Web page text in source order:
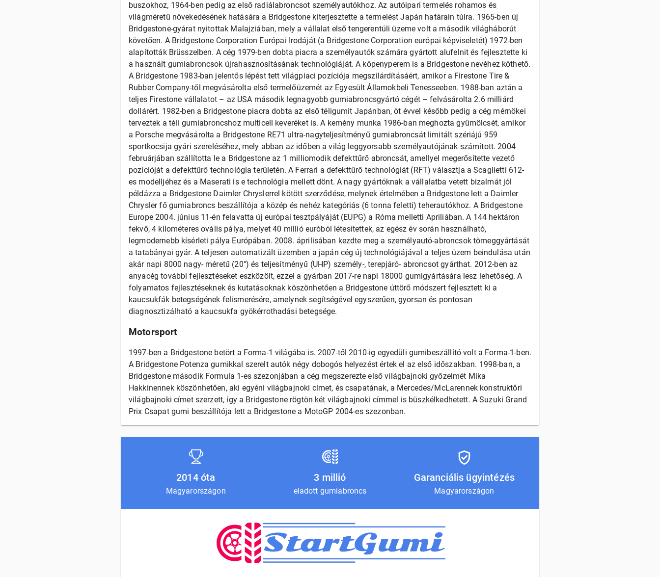
buszokhoz, 1964-ben pedig az első radiálabroncsot személyautókhoz. Az autóipari termelés rohamos és
világméretű növekedésének hatására a Bridgestone kiterjesztette a termelést Japán határain túlra. 1965-ben új
Bridgestone-gyárat nyitottak Malajziában, mely a vállalat első tengerentúli üzeme volt a második világháborút
követően. A Bridgestone Corporation Európai Irodáját (a Bridgestone Corporation európai képviseletét) 1972-ben
alapították Brüsszelben. A cég 1979-ben dobta piacra a személyautók számára gyártott alufelnit és fejlesztette ki
a használt gumiabroncsok újrahasznosításának technológiáját. A köpenyperem is a Bridgestone nevéhez köthető.
A Bridgestone 1983-ban jelentős lépést tett világpiaci pozíciója megszilárdításáért, amikor a Firestone Tire &
Rubber Company-től megvásárolta első termelőüzemét az Egyesült Államokbeli Tenesseeben. 1988-ban aztán a
teljes Firestone vállalatot – az USA második legnagyobb gumiabroncsgyártó cégét – felvásárolta 2.6 milliárd
dollárért. 1982-ben a Bridgestone piacra dobta az első téligumit Japánban, öt évvel később pedig a cég mérnökei
terveztek a téli gumiabroncshoz multicell keveréket is. A kemény munka 1986-ban meghozta gyümölcsét, amikor
a Porsche megvásárolta a Bridgestone RE71 ultra-nagyteljesítményű gumiabroncsát limitált szériájú 959
sportkocsija gyári szereléséhez, mely abban az időben a világ leggyorsabb személyautójának számított. 2004
februárjában szállította le a Bridgestone az 1 milliomodik defekttűrő abroncsát, amellyel megerősítette vezető
pozícióját a defekttűrő technológia területén. A Ferrari a defekttűrő technológiát (RFT) választja a Scaglietti 612-
es modelljéhez és a Maserati is e technológia mellett dönt. A nagy gyártóknak a vállalatba vetett bizalmát jól
példázza a Bridgestone Daimler Chryslerrel kötött szerződése, melynek értelmében a Bridgestone lett a Daimler
Chrysler fő gumiabroncs beszállítója a közép és nehéz kategóriás (6 tonna feletti) teherautókhoz. A Bridgestone
Europe 2004. június 11-én felavatta új európai tesztpályáját (EUPG) a Róma melletti Apriliában. A 144 hektáron
fekvő, 4 kilométeres ovális pálya, melyet 40 millió euróból létesítettek, az egész év során használható,
legmodernebb kísérleti pálya Európában. 2008. áprilisában kezdte meg a személyautó-abroncsok tömeggyártását
a tatabányai gyár. A teljesen automatizált üzemben a japán cég új technológiájával a teljes üzem beindulása után
akár napi 8000 nagy- méretű (20") és teljesítményű (UHP) személy-, terepjáró- abroncsot gyárthat. 2012-ben az
anyacég további fejlesztéseket eszközölt, ezzel a gyárban 2017-re napi 18000 gumigyártására lesz lehetőség. A
folyamatos fejlesztéseknek és kutatásoknak köszönhetően a Bridgestone úttörő módszert fejlesztett ki a
kaucsukfák betegségének felismerésére, amelynek segítségével egyszerűen, gyorsan és pontosan
diagnosztizálható a kaucsukfa gyökérrothadási betegsége.
Motorsport
1997-ben a Bridgestone betört a Forma-1 világába is. 2007-től 2010-ig egyedüli gumibeszállító volt a Forma-1-ben.
A Bridgestone Potenza gumikkal szerelt autók négy dobogós helyezést értek el az első időszakban. 1998-ban, a
Bridgestone második Formula 1-es szezonjában a cég megszerezte első világbajnoki győzelmét Mika
Hakkinennek köszönhetően, aki egyéni világbajnoki címet, és csapatának, a Mercedes/McLarennek konstruktőri
világbajnoki címet szerzett, így a Bridgestone rögtön két világbajnoki címmel is büszkélkedhetett. A Suzuki Grand
Prix Csapat gumi beszállítója lett a Bridgestone a MotoGP 2004-es szezonban.
2014 óta
Magyarországon
3 millió
eladott gumiabroncs
Garanciális ügyintézés
Magyarországon